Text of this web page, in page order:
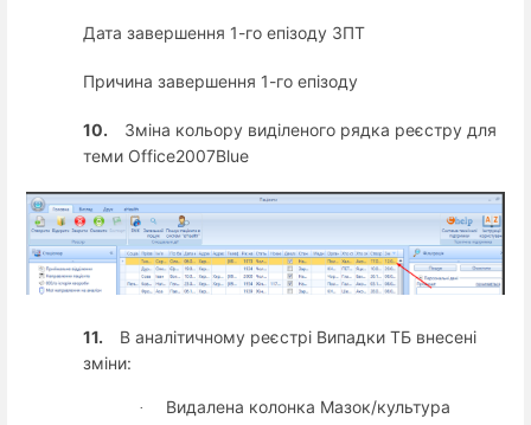
Дата завершення 1-го епізоду ЗПТ
Причина завершення 1-го епізоду
10.
Зміна кольору виділеного рядка реєстру для
теми Office2007Blue
11.
В аналітичному реєстрі Випадки ТБ внесені
зміни:
· Видалена колонка Мазок/культура